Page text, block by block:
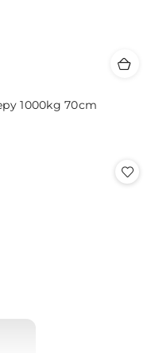
1000kg 70cm